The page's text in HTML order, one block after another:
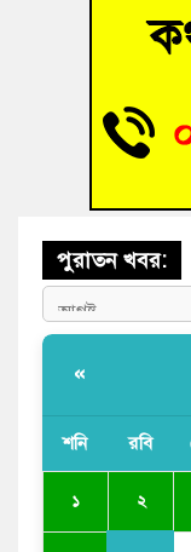
“স্পেশাল
ভাষা সৈনিক অজিত
আলোচনা সভা ও
পুরাতন খবর:
«
শনি রবি
১ ২